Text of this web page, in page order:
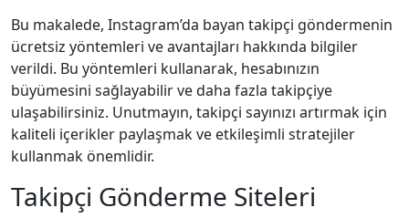
Bu makalede, Instagram’da bayan takipçi göndermenin
ücretsiz yöntemleri ve avantajları hakkında bilgiler
verildi. Bu yöntemleri kullanarak, hesabınızın
büyümesini sağlayabilir ve daha fazla takipçiye
ulaşabilirsiniz. Unutmayın, takipçi sayınızı artırmak için
kaliteli içerikler paylaşmak ve etkileşimli stratejiler
kullanmak önemlidir.
Takipçi Gönderme Siteleri